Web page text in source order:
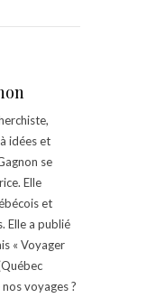
idées et
se
Elle
et
Elle a publié
« Voyager
voyages ?